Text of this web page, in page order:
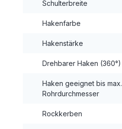
Schulterbreite
Hakenfarbe
Hakenstärke
Drehbarer Haken (360°)
Haken geeignet bis max.
Rohrdurchmesser
Rockkerben